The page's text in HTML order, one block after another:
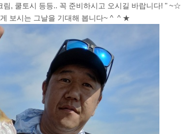
, 쿨토시 등등.. 꼭 준비하시고 오시길 바랍니다! " ~☆
보시는 그날을 기대해 봅니다~ ^ ^ ★